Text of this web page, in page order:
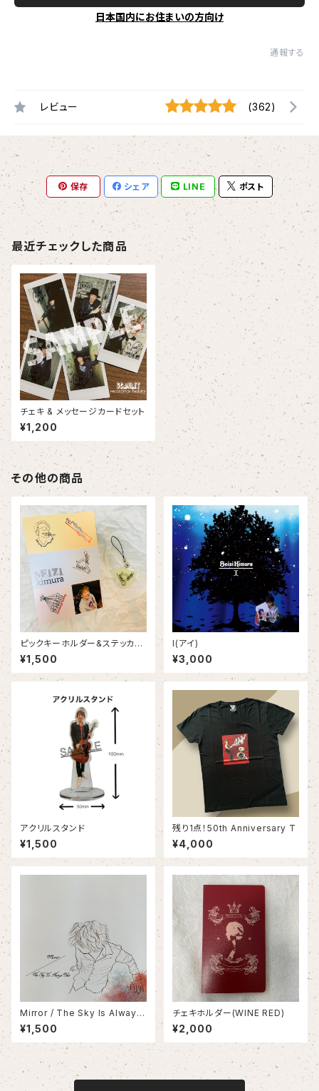
日本国内にお住まいの方向け
通報する
レビュー (362)
保存 シェア LINE ポスト
最近チェックした商品
チェキ & メッセージカードセット
¥1,200
その他の商品
ピックキーホルダー&ステッカー
White
¥1,500
I(アイ)
¥3,000
アクリルスタンド
¥1,500
残り1点！50th Anniversary T
¥4,000
Mirror / The Sky Is Always
Blue
¥1,500
チェキホルダー(WINE RED)
¥2,000